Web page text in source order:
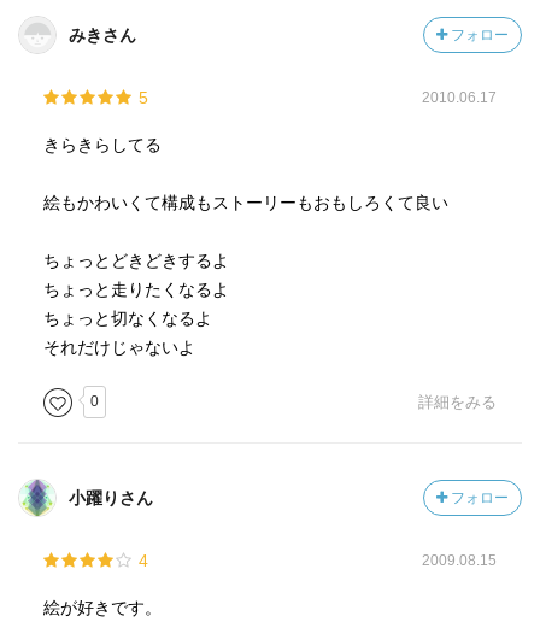
みきさん フォロー
5 2010.06.17
きらきらしてる
絵もかわいくて構成もストーリーもおもしろくて良い
ちょっとどきどきするよ
ちょっと走りたくなるよ
ちょっと切なくなるよ
それだけじゃないよ
0 詳細をみる
小躍りさん フォロー
4 2009.08.15
絵が好きです。